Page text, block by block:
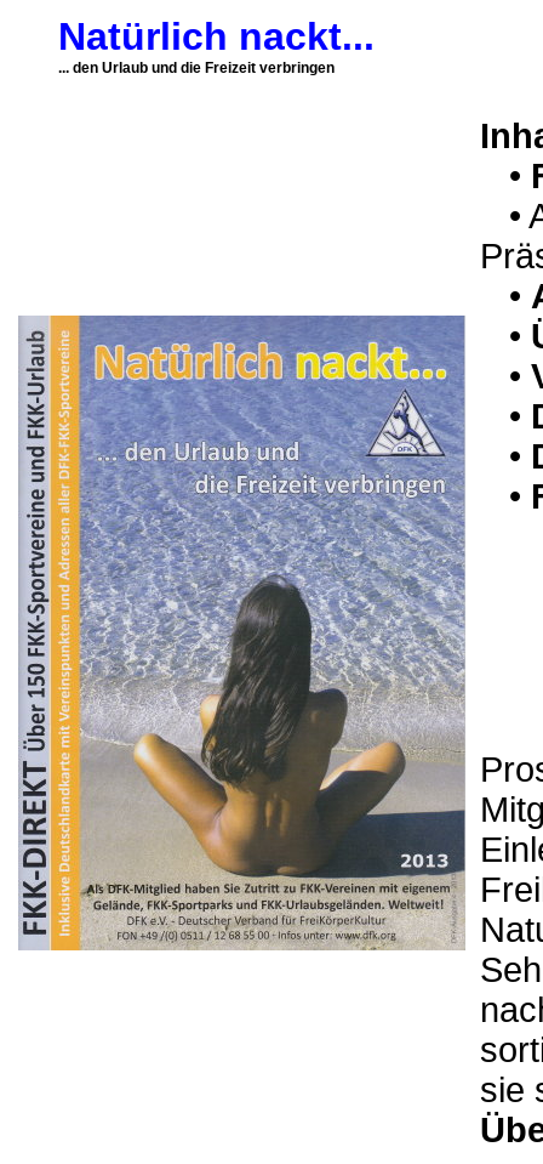
Natürlich nackt...
... den Urlaub und die Freizeit verbringen
•
•
•
•
•
•
•
•
sie